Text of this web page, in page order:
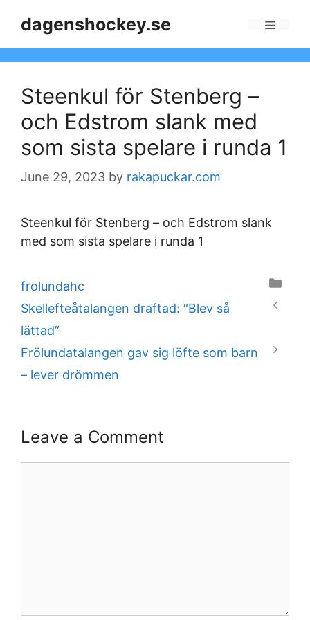
dagenshockey.se
Steenkul för Stenberg –
och Edstrom slank med
som sista spelare i runda 1
June 29, 2023 by rakapuckar.com
Steenkul för Stenberg – och Edstrom slank
med som sista spelare i runda 1
Categories
frolundahc
Skellefteåtalangen draftad: “Blev så
lättad”
Frölundatalangen gav sig löfte som barn
– lever drömmen
Leave a Comment